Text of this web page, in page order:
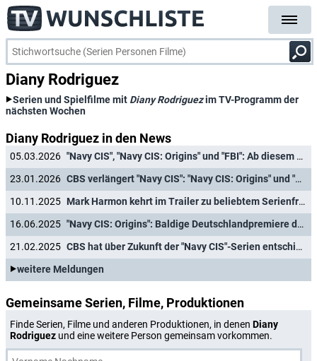
Diany Rodriguez
Serien und Spielfilme mit Diany Rodriguezim TV-Programm der
nächsten Wochen
Diany Rodriguez in den News
05.03.2026
"Navy CIS", "Navy CIS: Origins" und "FBI": Ab diesem Tag zeigt Sat.1 neue Folgen
23.01.2026
CBS verlängert "Navy CIS": "Navy CIS: Origins" und "Navy CIS: Sydney"
10.11.2025
Mark Harmon kehrt im Trailer zu beliebtem Serienfranchise zurück
16.06.2025
"Navy CIS: Origins": Baldige Deutschlandpremiere der Prequel-Serie in Sicht
21.02.2025
CBS hat über Zukunft der "Navy CIS"-Serien entschieden
weitere Meldungen
Gemeinsame Serien, Filme, Produktionen
Finde Serien, Filme und anderen Produktionen, in denen Diany
Rodriguez und eine weitere Person gemeinsam vorkommen.